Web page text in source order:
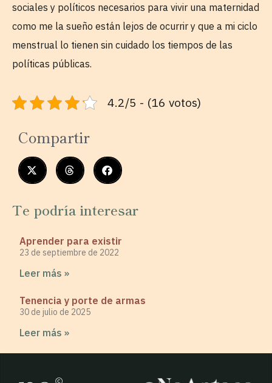
sociales y políticos necesarios para vivir una maternidad
como me la sueño están lejos de ocurrir y que a mi ciclo
menstrual lo tienen sin cuidado los tiempos de las
políticas públicas.
4.2/5 - (16 votos)
Compartir
Te podría interesar
Aprender para existir
23 de septiembre de 2022
Leer más »
Tenencia y porte de armas
30 de julio de 2025
Leer más »